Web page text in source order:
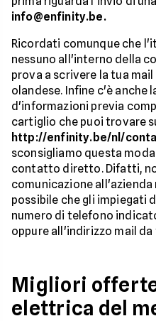
info@enfinity.be.
Ricordati comunque che
nessuno all'interno della
prova a scrivere la tua
olandese. Infine c'è anche
d'informazioni previa
cartiglio che puoi trovare
http://enfinity.be/nl/
sconsigliamo questa
contatto diretto. Difatti,
comunicazione
possibile che gli impiegati
numero di telefono
oppure all'indirizzo mail
Migliori
elettrica del